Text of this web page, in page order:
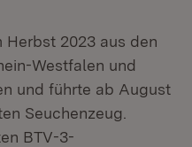
Herbst 2023 aus den
Westfalen und
und führte ab August
Seuchenzeug.
BTV-3-